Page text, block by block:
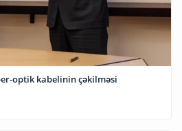
optik kabelinin çəkilməsi